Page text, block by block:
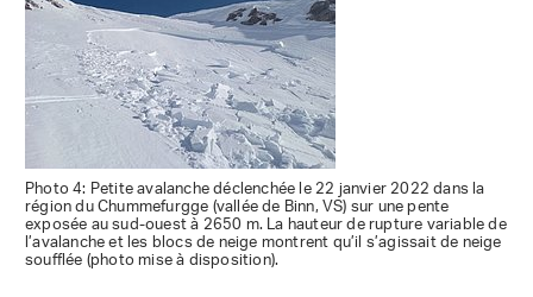
Photo 4: Petite avalanche déclenchée le 22 janvier 2022 dans la
région du Chummefurgge (vallée de Binn, VS) sur une pente
exposée au sud-ouest à 2650 m. La hauteur de rupture variable de
l’avalanche et les blocs de neige montrent qu’il s’agissait de neige
soufflée (photo mise à disposition).